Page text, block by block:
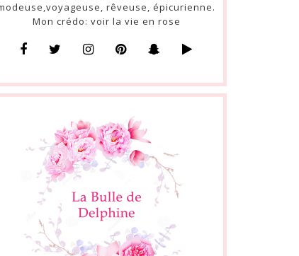
rêveuse, épicurienne.
Mon crédo: voir la vie en rose